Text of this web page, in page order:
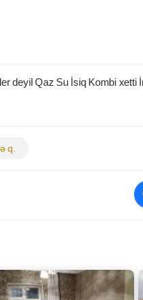
deyil Qaz Su İsiq Kombi xetti
q.